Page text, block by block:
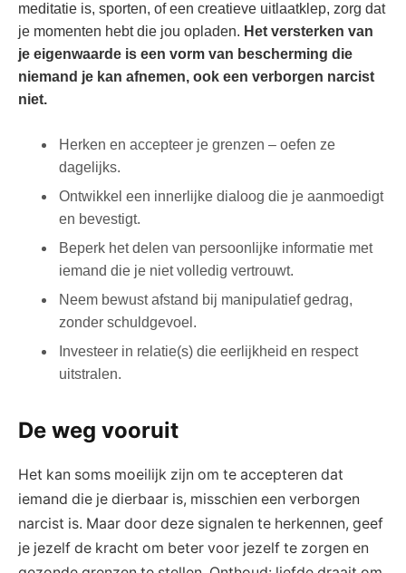
meditatie is, sporten, of een creatieve uitlaatklep, zorg dat
je momenten hebt die jou opladen. Het versterken van
je eigenwaarde is een vorm van bescherming die
niemand je kan afnemen, ook een verborgen narcist
niet.
Herken en accepteer je grenzen – oefen ze
dagelijks.
Ontwikkel een innerlijke dialoog die je aanmoedigt
en bevestigt.
Beperk het delen van persoonlijke informatie met
iemand die je niet volledig vertrouwt.
Neem bewust afstand bij manipulatief gedrag,
zonder schuldgevoel.
Investeer in relatie(s) die eerlijkheid en respect
uitstralen.
De weg vooruit
Het kan soms moeilijk zijn om te accepteren dat
iemand die je dierbaar is, misschien een verborgen
narcist is. Maar door deze signalen te herkennen, geef
je jezelf de kracht om beter voor jezelf te zorgen en